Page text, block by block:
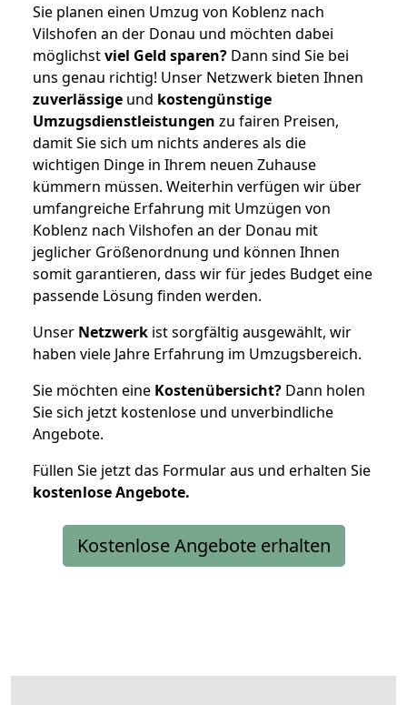
Sie planen einen Umzug von Koblenz nach
Vilshofen an der Donau und möchten dabei
möglichstviel Geld sparen? Dann sind Sie bei
uns genau richtig! Unser Netzwerk bieten Ihnen
zuverlässige und kostengünstige
Umzugsdienstleistungen zu fairen Preisen,
damit Sie sich um nichts anderes als die
wichtigen Dinge in Ihrem neuen Zuhause
kümmern müssen. Weiterhin verfügen wir über
umfangreiche Erfahrung mit Umzügen von
Koblenz nach Vilshofen an der Donau mit
jeglicher Größenordnung und können Ihnen
somit garantieren, dass wir für jedes Budget eine
passende Lösung finden werden.
Unser Netzwerk ist sorgfältig ausgewählt, wir
haben viele Jahre Erfahrung im Umzugsbereich.
Sie möchten eine Kostenübersicht? Dann holen
Sie sich jetzt kostenlose und unverbindliche
Angebote.
Füllen Sie jetzt das Formular aus und erhalten Sie
kostenloseAngebote.
Kostenlose Angebote erhalten